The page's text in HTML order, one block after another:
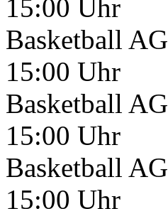
15:00 Uhr
Basketball AG
15:00 Uhr
Basketball AG
15:00 Uhr
Basketball AG
15:00 Uhr